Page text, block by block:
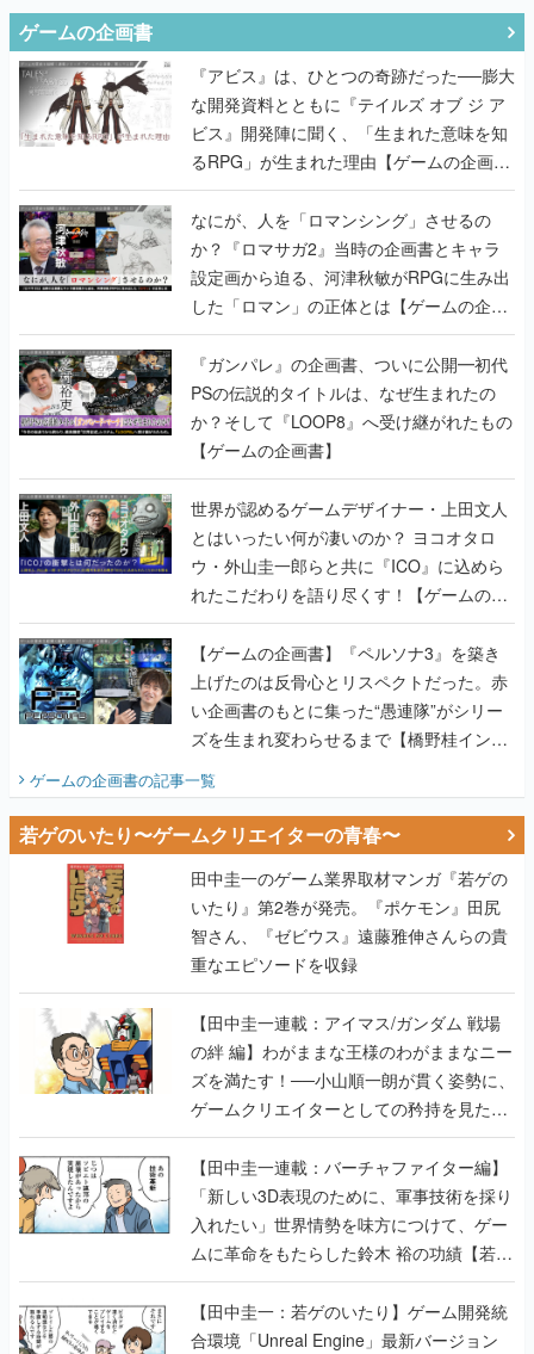
ゲームの企画書
『アビス』は、ひとつの奇跡だった──膨大
な開発資料とともに『テイルズ オブ ジ ア
ビス』開発陣に聞く、「生まれた意味を知
るRPG」が生まれた理由【ゲームの企画
書】
なにが、人を「ロマンシング」させるの
か？『ロマサガ2』当時の企画書とキャラ
設定画から迫る、河津秋敏がRPGに生み出
した「ロマン」の正体とは【ゲームの企画
書】
『ガンパレ』の企画書、ついに公開━初代
PSの伝説的タイトルは、なぜ生まれたの
か？そして『LOOP8』へ受け継がれたもの
【ゲームの企画書】
世界が認めるゲームデザイナー・上田文人
とはいったい何が凄いのか？ ヨコオタロ
ウ・外山圭一郎らと共に『ICO』に込めら
れたこだわりを語り尽くす！【ゲームの企
画書】
【ゲームの企画書】『ペルソナ3』を築き
上げたのは反骨心とリスペクトだった。赤
い企画書のもとに集った“愚連隊”がシリー
ズを生まれ変わらせるまで【橋野桂インタ
ゲームの企画書の記事一覧
若ゲのいたり〜ゲームクリエイターの青春〜
田中圭一のゲーム業界取材マンガ『若ゲの
いたり』第2巻が発売。『ポケモン』田尻
智さん、『ゼビウス』遠藤雅伸さんらの貴
重なエピソードを収録
【田中圭一連載：アイマス/ガンダム 戦場
の絆 編】わがままな王様のわがままなニー
ズを満たす！──小山順一朗が貫く姿勢に、
ゲームクリエイターとしての矜持を見た
【若ゲのいたり最終回】
【田中圭一連載：バーチャファイター編】
「新しい3D表現のために、軍事技術を採り
入れたい」世界情勢を味方につけて、ゲー
ムに革命をもたらした鈴木 裕の功績【若ゲ
のいたり】
【田中圭一：若ゲのいたり】ゲーム開発統
合環境「Unreal Engine」最新バージョン